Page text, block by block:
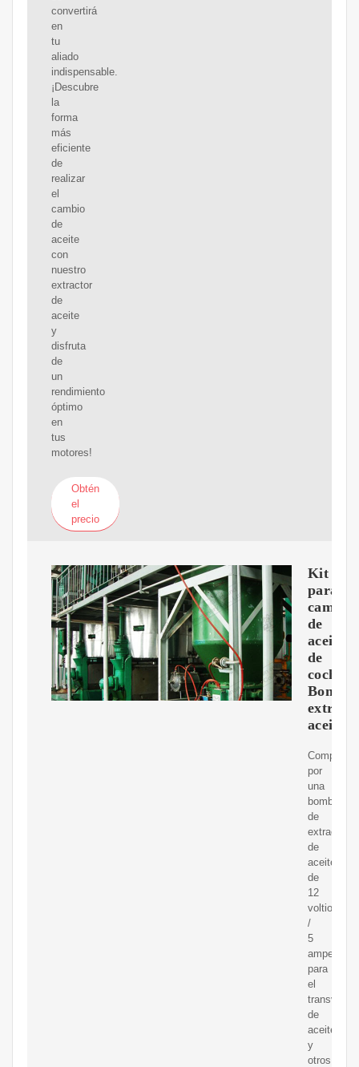
convertirá
en
tu
aliado
indispensable.
¡Descubre
la
forma
más
eficiente
de
realizar
el
cambio
de
aceite
con
nuestro
extractor
de
aceite
y
disfruta
de
un
rendimiento
óptimo
en
tus
motores!
Obtén
el
precio
Kit
para
cambio
de
aceite
de
coche
Bomba
aceite
por
una
bomba
de
extracción
de
aceite
de
12
voltios
/
5
amperios
para
el
transvase
de
aceite
y
otros